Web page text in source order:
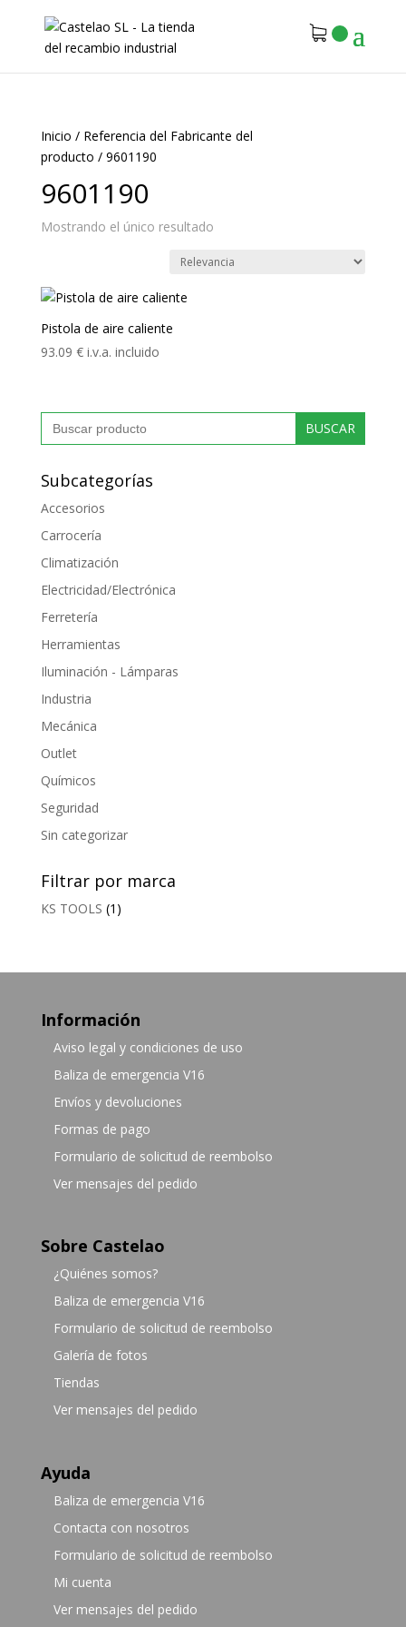
Inicio / Referencia del Fabricante del
producto / 9601190
9601190
Mostrando el único resultado
Pistola de aire caliente
93.09 € i.v.a. incluido
Buscar:
Subcategorías
Accesorios
Carrocería
Climatización
Electricidad/Electrónica
Ferretería
Herramientas
Iluminación - Lámparas
Industria
Mecánica
Outlet
Químicos
Seguridad
Sin categorizar
Filtrar por marca
KS TOOLS (1)
Información
Aviso legal y condiciones de uso
Baliza de emergencia V16
Envíos y devoluciones
Formas de pago
Formulario de solicitud de reembolso
Ver mensajes del pedido
Sobre Castelao
¿Quiénes somos?
Baliza de emergencia V16
Formulario de solicitud de reembolso
Galería de fotos
Tiendas
Ver mensajes del pedido
Ayuda
Baliza de emergencia V16
Contacta con nosotros
Formulario de solicitud de reembolso
Mi cuenta
Ver mensajes del pedido